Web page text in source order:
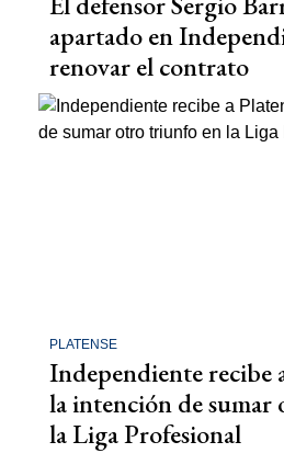
apartado en
renovar el contrato
PLATENSE
Independiente recibe
la intención de
la Liga Profesional